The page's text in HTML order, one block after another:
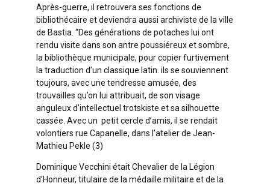
Après-guerre, il retrouvera ses fonctions de
bibliothécaire et deviendra aussi archiviste de la ville
de Bastia. “Des générations de potaches lui ont
rendu visite dans son antre poussiéreux et sombre,
la bibliothèque municipale, pour copier furtivement
la traduction d’un classique latin. ils se souviennent
toujours, avec une tendresse amusée, des
trouvailles qu’on lui attribuait, de son visage
anguleux d’intellectuel trotskiste et sa silhouette
cassée. Avec un petit cercle d’amis, il se rendait
volontiers rue Capanelle, dans l’atelier de Jean-
Mathieu Pekle (3)
Dominique Vecchini était Chevalier de la Légion
d’Honneur, titulaire de la médaille militaire et de la